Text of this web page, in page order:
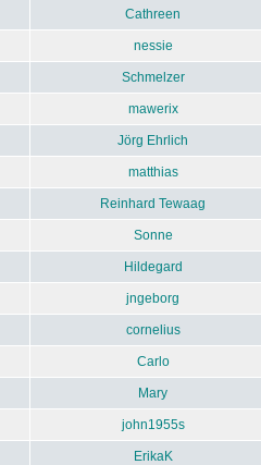
Cathreen
nessie
Schmelzer
mawerix
Jörg Ehrlich
matthias
Reinhard Tewaag
Sonne
Hildegard
jngeborg
cornelius
Carlo
Mary
john1955s
ErikaK